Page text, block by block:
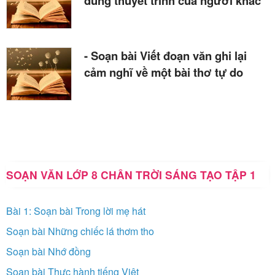
- Soạn bài Viết đoạn văn ghi lại
cảm nghĩ về một bài thơ tự do
SOẠN VĂN LỚP 8 CHÂN TRỜI SÁNG TẠO TẬP 1
Bài 1: Soạn bài Trong lời mẹ hát
Soạn bài Những chiếc lá thơm tho
Soạn bài Nhớ đồng
Soạn bài Thực hành tiếng Việt